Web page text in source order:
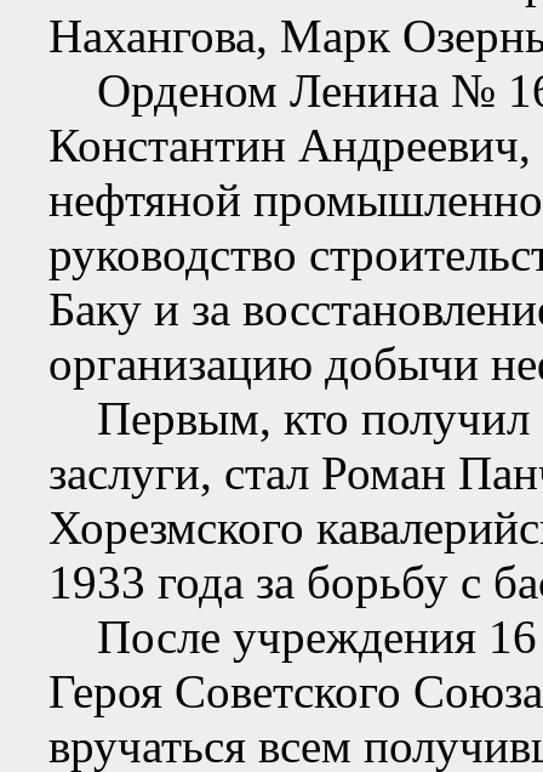
Нахангова, Марк
Орденом Ленина №
Константин Андреевич,
нефтяной
руководство
Баку и за
организацию добычи
Первым, кто получил
заслуги, стал Роман
Хорезмского
1933 года за борьбу с
После учреждения 16
Героя Советского
вручаться всем